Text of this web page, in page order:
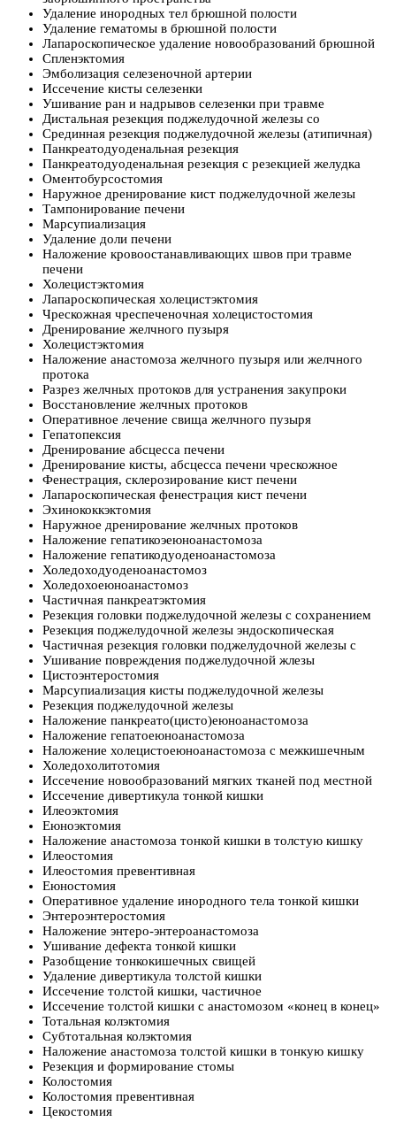
Удаление инородных тел брюшной полости
Удаление гематомы в брюшной полости
Лапароскопическое удаление новообразований брюшной
Спленэктомия
Эмболизация селезеночной артерии
Иссечение кисты селезенки
Ушивание ран и надрывов селезенки при травме
Дистальная резекция поджелудочной железы со
Срединная резекция поджелудочной железы (атипичная)
Панкреатодуоденальная резекция
Панкреатодуоденальная резекция с резекцией желудка
Оментобурсостомия
Наружное дренирование кист поджелудочной железы
Тампонирование печени
Марсупиализация
Удаление доли печени
Наложение кровоостанавливающих швов при травме
печени
Холецистэктомия
Лапароскопическая холецистэктомия
Чрескожная чреспеченочная холецистостомия
Дренирование желчного пузыря
Холецистэктомия
Наложение анастомоза желчного пузыря или желчного
протока
Разрез желчных протоков для устранения закупроки
Восстановление желчных протоков
Оперативное лечение свища желчного пузыря
Гепатопексия
Дренирование абсцесса печени
Дренирование кисты, абсцесса печени чрескожное
Фенестрация, склерозирование кист печени
Лапароскопическая фенестрация кист печени
Эхинококкэктомия
Наружное дренирование желчных протоков
Наложение гепатикоэеюноанастомоза
Наложение гепатикодуоденоанастомоза
Холедоходуоденоанастомоз
Холедохоеюноанастомоз
Частичная панкреатэктомия
Резекция головки поджелудочной железы с сохранением
Резекция поджелудочной железы эндоскопическая
Частичная резекция головки поджелудочной железы с
Ушивание повреждения поджелудочной жлезы
Цистоэнтеростомия
Марсупиализация кисты поджелудочной железы
Резекция поджелудочной железы
Наложение панкреато(цисто)еюноанастомоза
Наложение гепатоеюноанастомоза
Наложение холецистоеюноанастомоза с межкишечным
Холедохолитотомия
Иссечение новообразований мягких тканей под местной
Иссечение дивертикула тонкой кишки
Илеоэктомия
Еюноэктомия
Наложение анастомоза тонкой кишки в толстую кишку
Илеостомия
Илеостомия превентивная
Еюностомия
Оперативное удаление инородного тела тонкой кишки
Энтероэнтеростомия
Наложение энтеро-энтероанастомоза
Ушивание дефекта тонкой кишки
Разобщение тонкокишечных свищей
Удаление дивертикула толстой кишки
Иссечение толстой кишки, частичное
Иссечение толстой кишки с анастомозом «конец в конец»
Тотальная колэктомия
Субтотальная колэктомия
Наложение анастомоза толстой кишки в тонкую кишку
Резекция и формирование стомы
Колостомия
Колостомия превентивная
Цекостомия